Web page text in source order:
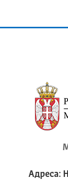
Адреса: